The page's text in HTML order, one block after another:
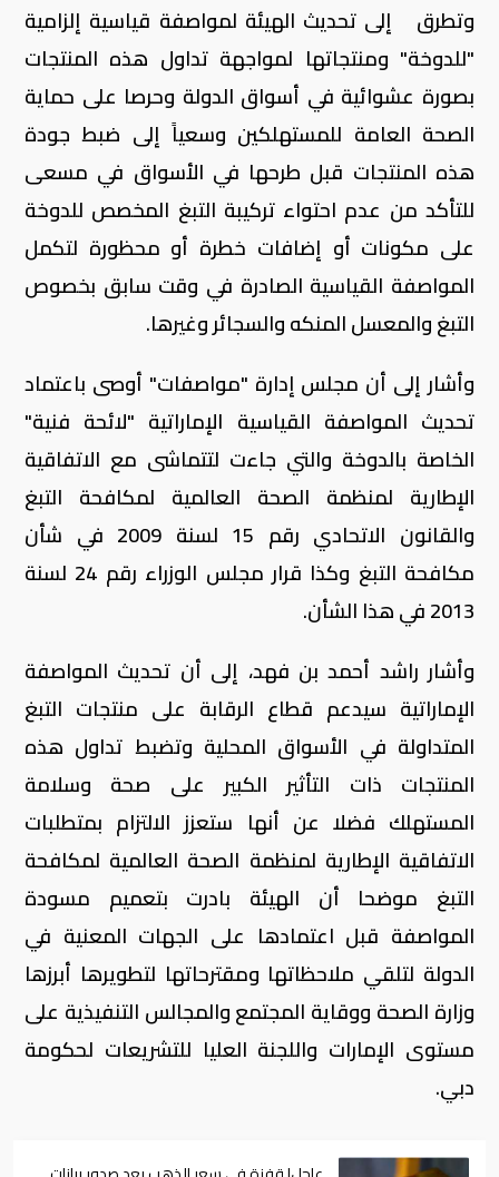
وتطرق إلى تحديث الهيئة لمواصفة قياسية إلزامية
"للدوخة" ومنتجاتها لمواجهة تداول هذه المنتجات
بصورة عشوائية في أسواق الدولة وحرصا على حماية
الصحة العامة للمستهلكين وسعياً إلى ضبط جودة
هذه المنتجات قبل طرحها في الأسواق في مسعى
للتأكد من عدم احتواء تركيبة التبغ المخصص للدوخة
على مكونات أو إضافات خطرة أو محظورة لتكمل
المواصفة القياسية الصادرة في وقت سابق بخصوص
التبغ والمعسل المنكه والسجائر وغيرها.
وأشار إلى أن مجلس إدارة "مواصفات" أوصى باعتماد
تحديث المواصفة القياسية الإماراتية "لائحة فنية"
الخاصة بالدوخة والتي جاءت لتتماشى مع الاتفاقية
الإطارية لمنظمة الصحة العالمية لمكافحة التبغ
والقانون الاتحادي رقم 15 لسنة 2009 في شأن
مكافحة التبغ وكذا قرار مجلس الوزراء رقم 24 لسنة
2013 في هذا الشأن.
وأشار راشد أحمد بن فهد، إلى أن تحديث المواصفة
الإماراتية سيدعم قطاع الرقابة على منتجات التبغ
المتداولة في الأسواق المحلية وتضبط تداول هذه
المنتجات ذات التأثير الكبير على صحة وسلامة
المستهلك فضلا عن أنها ستعزز الالتزام بمتطلبات
الاتفاقية الإطارية لمنظمة الصحة العالمية لمكافحة
التبغ موضحا أن الهيئة بادرت بتعميم مسودة
المواصفة قبل اعتمادها على الجهات المعنية في
الدولة لتلقي ملاحظاتها ومقترحاتها لتطويرها أبرزها
وزارة الصحة ووقاية المجتمع والمجالس التنفيذية على
مستوى الإمارات واللجنة العليا للتشريعات لحكومة
دبي.